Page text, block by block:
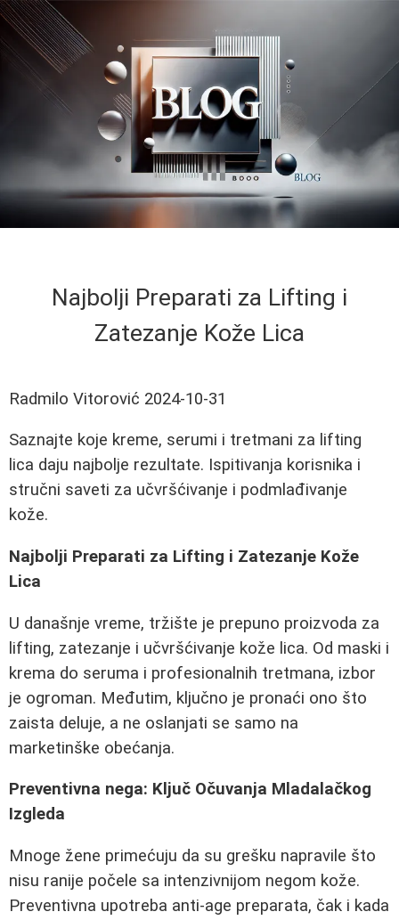
Najbolji Preparati za Lifting i
Zatezanje Kože Lica
Radmilo Vitorović 2024-10-31
Saznajte koje kreme, serumi i tretmani za lifting
lica daju najbolje rezultate. Ispitivanja korisnika i
stručni saveti za učvršćivanje i podmlađivanje
kože.
Najbolji Preparati za Lifting i Zatezanje Kože
Lica
U današnje vreme, tržište je prepuno proizvoda za
lifting, zatezanje i učvršćivanje kože lica. Od maski i
krema do seruma i profesionalnih tretmana, izbor
je ogroman. Međutim, ključno je pronaći ono što
zaista deluje, a ne oslanjati se samo na
marketinške obećanja.
Preventivna nega: Ključ Očuvanja Mladalačkog
Izgleda
Mnoge žene primećuju da su grešku napravile što
nisu ranije počele sa intenzivnijom negom kože.
Preventivna upotreba anti-age preparata, čak i kada